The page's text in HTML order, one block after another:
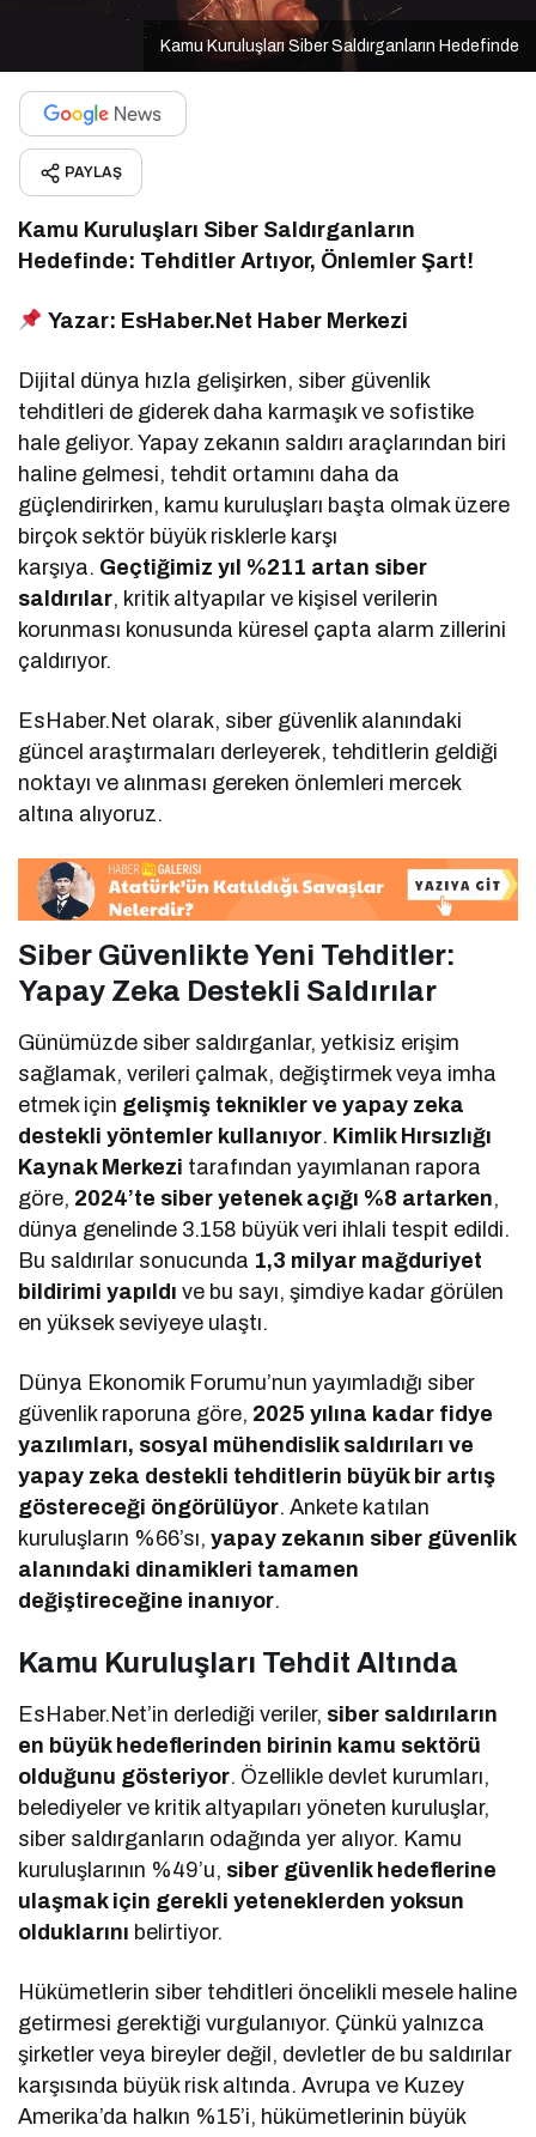
Kamu Kuruluşları Siber Saldırganların Hedefinde
PAYLAŞ
Kamu Kuruluşları Siber Saldırganların
Hedefinde: Tehditler Artıyor, Önlemler Şart!
Yazar: EsHaber.Net Haber Merkezi
Dijital dünya hızla gelişirken, siber güvenlik
tehditleri de giderek daha karmaşık ve sofistike
hale geliyor. Yapay zekanın saldırı araçlarından biri
haline gelmesi, tehdit ortamını daha da
güçlendirirken, kamu kuruluşları başta olmak üzere
birçok sektör büyük risklerle karşı
karşıya. Geçtiğimiz yıl %211 artan siber
saldırılar, kritik altyapılar ve kişisel verilerin
korunması konusunda küresel çapta alarm zillerini
çaldırıyor.
EsHaber.Net olarak, siber güvenlik alanındaki
güncel araştırmaları derleyerek, tehditlerin geldiği
noktayı ve alınması gereken önlemleri mercek
altına alıyoruz.
Siber Güvenlikte Yeni Tehditler:
Yapay Zeka Destekli Saldırılar
Günümüzde siber saldırganlar, yetkisiz erişim
sağlamak, verileri çalmak, değiştirmek veya imha
etmek için gelişmiş teknikler ve yapay zeka
destekli yöntemler kullanıyor. Kimlik Hırsızlığı
Kaynak Merkezi tarafından yayımlanan rapora
göre, 2024’te siber yetenek açığı %8 artarken,
dünya genelinde 3.158 büyük veri ihlali tespit edildi.
Bu saldırılar sonucunda 1,3 milyar mağduriyet
bildirimi yapıldı ve bu sayı, şimdiye kadar görülen
en yüksek seviyeye ulaştı.
Dünya Ekonomik Forumu’nun yayımladığı siber
güvenlik raporuna göre, 2025 yılına kadar fidye
yazılımları, sosyal mühendislik saldırıları ve
yapay zeka destekli tehditlerin büyük bir artış
göstereceği öngörülüyor. Ankete katılan
kuruluşların %66’sı,yapay zekanın siber güvenlik
alanındaki dinamikleri tamamen
değiştireceğine inanıyor.
Kamu Kuruluşları Tehdit Altında
EsHaber.Net’in derlediği veriler, siber saldırıların
en büyük hedeflerinden birinin kamu sektörü
olduğunu gösteriyor. Özellikle devlet kurumları,
belediyeler ve kritik altyapıları yöneten kuruluşlar,
siber saldırganların odağında yer alıyor. Kamu
kuruluşlarının %49’u, siber güvenlik hedeflerine
ulaşmak için gerekli yeteneklerden yoksun
olduklarını belirtiyor.
Hükümetlerin siber tehditleri öncelikli mesele haline
getirmesi gerektiği vurgulanıyor. Çünkü yalnızca
şirketler veya bireyler değil, devletler de bu saldırılar
karşısında büyük risk altında. Avrupa ve Kuzey
Amerika’da halkın %15’i, hükümetlerinin büyük